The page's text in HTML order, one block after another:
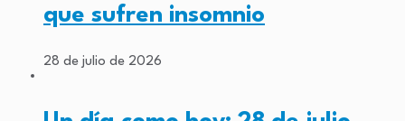
que sufren insomnio
28 de julio de 2026